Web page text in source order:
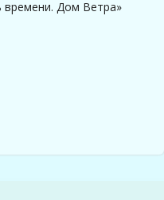
времени. Дом Ветра»